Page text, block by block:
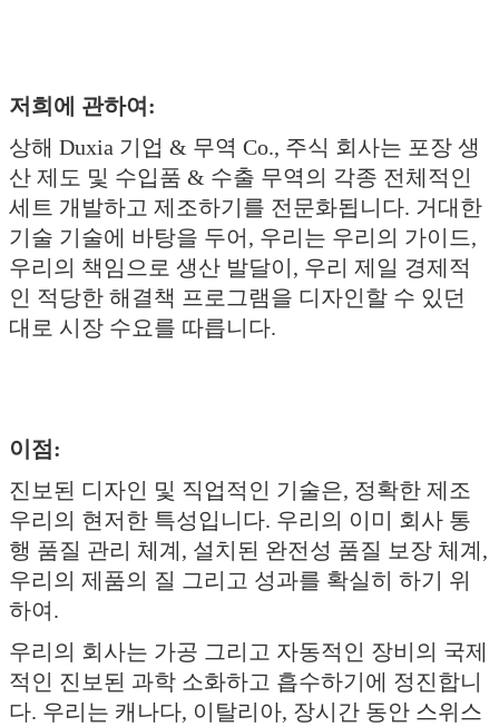
저희에 관하여:
상해 Duxia 기업 & 무역 Co., 주식 회사는 포장 생
산 제도 및 수입품 & 수출 무역의 각종 전체적인
세트 개발하고 제조하기를 전문화됩니다. 거대한
기술 기술에 바탕을 두어, 우리는 우리의 가이드,
우리의 책임으로 생산 발달이, 우리 제일 경제적
인 적당한 해결책 프로그램을 디자인할 수 있던
대로 시장 수요를 따릅니다.
이점:
진보된 디자인 및 직업적인 기술은, 정확한 제조
우리의 현저한 특성입니다. 우리의 이미 회사 통
행 품질 관리 체계, 설치된 완전성 품질 보장 체계,
우리의 제품의 질 그리고 성과를 확실히 하기 위
하여.
우리의 회사는 가공 그리고 자동적인 장비의 국제
적인 진보된 과학 소화하고 흡수하기에 정진합니
다. 우리는 캐나다, 이탈리아, 장시간 동안 스위스